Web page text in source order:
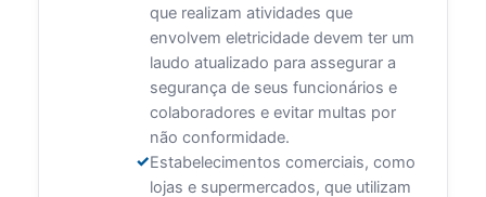
que realizam atividades que
envolvem eletricidade devem ter um
laudo atualizado para assegurar a
segurança de seus funcionários e
colaboradores e evitar multas por
não conformidade.
Estabelecimentos comerciais, como
lojas e supermercados, que utilizam